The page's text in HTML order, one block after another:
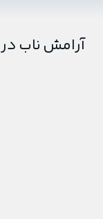
آرامش ناب